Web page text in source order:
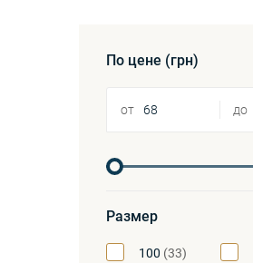
По цене (грн)
от до
Размер
100 (33)